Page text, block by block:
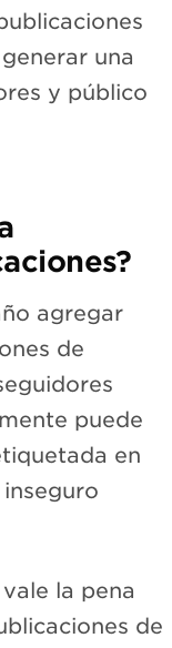
una
y público
agregar
de
puede
en
inseguro
la pena
de